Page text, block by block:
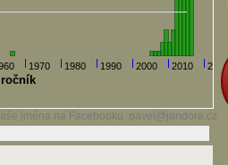
1970 1980 1990 2000 2010 2020
ročník
pavel@jandora.cz